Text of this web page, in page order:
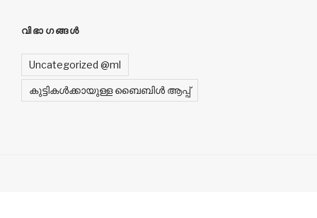
വിഭാഗങ്ങൾ
Uncategorized @ml
കുട്ടികൾക്കായുള്ള ബൈബിൾ ആപ്പ്